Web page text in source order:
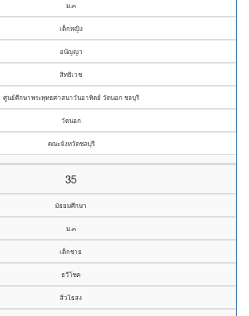
ม.๓
เด็กหญิง
อนัญญา
สิทธิเวช
ศูนย์ศึกษาพระพุทธศาสนาวันอาทิตย์ วัดนอก ชลบุรี
วัดนอก
คณะจังหวัดชลบุรี
35
มัธยมศึกษา
ม.๓
เด็กชาย
ธวีโชค
สิ่วไธสง